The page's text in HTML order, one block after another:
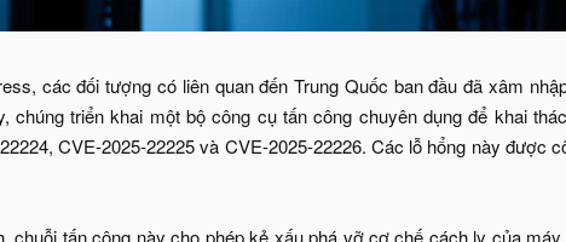
các đối tượng có liên quan đến Trung Quốc ban đầu đã xâm
chúng triển khai một bộ công cụ tấn công chuyên dụng để khai
CVE-2025-22225 và CVE-2025-22226. Các lỗ hổng này được
chuỗi tấn công này cho phép kẻ xấu phá vỡ cơ chế cách ly của